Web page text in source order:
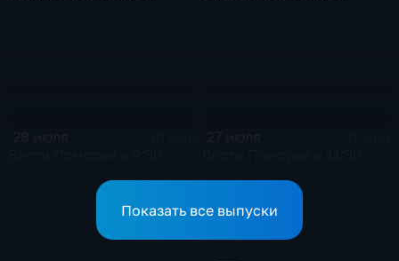
Показать все выпуски